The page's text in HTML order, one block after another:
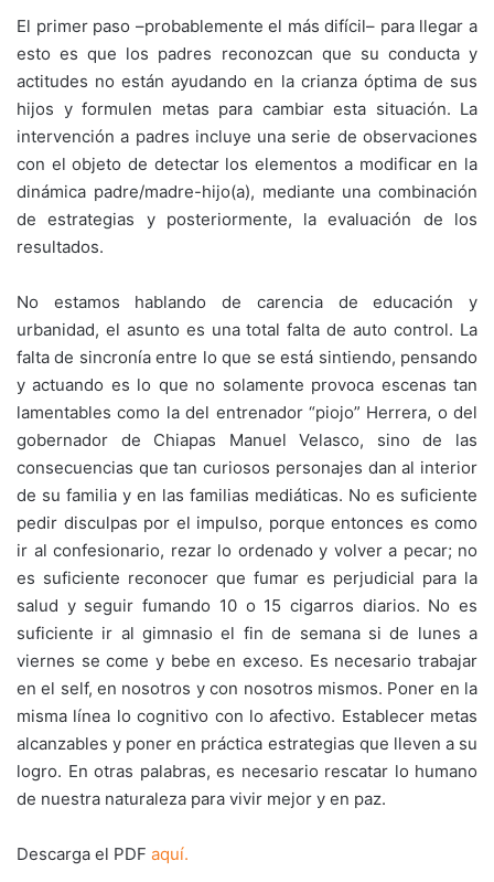
El primer paso –probablemente el más difícil– para llegar a
esto es que los padres reconozcan que su conducta y
actitudes no están ayudando en la crianza óptima de sus
hijos y formulen metas para cambiar esta situación. La
intervención a padres incluye una serie de observaciones
con el objeto de detectar los elementos a modificar en la
dinámica padre/madre-hijo(a), mediante una combinación
de estrategias y posteriormente, la evaluación de los
resultados.
No estamos hablando de carencia de educación y
urbanidad, el asunto es una total falta de auto control. La
falta de sincronía entre lo que se está sintiendo, pensando
y actuando es lo que no solamente provoca escenas tan
lamentables como la del entrenador “piojo” Herrera, o del
gobernador de Chiapas Manuel Velasco, sino de las
consecuencias que tan curiosos personajes dan al interior
de su familia y en las familias mediáticas. No es suficiente
pedir disculpas por el impulso, porque entonces es como
ir al confesionario, rezar lo ordenado y volver a pecar; no
es suficiente reconocer que fumar es perjudicial para la
salud y seguir fumando 10 o 15 cigarros diarios. No es
suficiente ir al gimnasio el fin de semana si de lunes a
viernes se come y bebe en exceso. Es necesario trabajar
en el self, en nosotros y con nosotros mismos. Poner en la
misma línea lo cognitivo con lo afectivo. Establecer metas
alcanzables y poner en práctica estrategias que lleven a su
logro. En otras palabras, es necesario rescatar lo humano
de nuestra naturaleza para vivir mejor y en paz.
Descarga el PDF aquí.